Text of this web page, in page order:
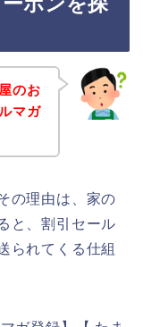
のお
マガ
の理由は、家の
と、割引セール
られてくる仕組